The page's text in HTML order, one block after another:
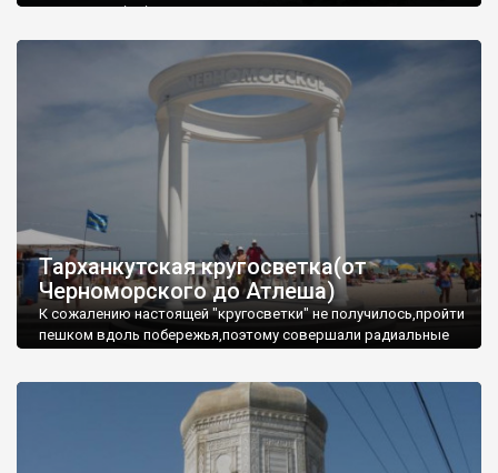
запрошую відвідати це
Тарханкутская кругосветка(от
Черноморского до Атлеша)
К сожалению настоящей "кругосветки" не получилось,пройти
пешком вдоль побережья,поэтому совершали радиальные